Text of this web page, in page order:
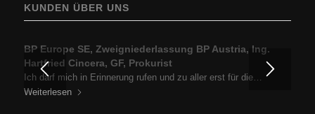
KUNDEN ÜBER UNS
ALPHOF ROSSSTELLE, Diethelm Simma, Inhaber
Wir möchten uns einfach nur über die geniale und überaus
zuvorkommende…
Weiterlesen
BP Europe SE, Zweigniederlassung BP Austria, Ing.
Hartfried Cincera, GF, Prokurist
Ich darf mich in Erinnerung rufen und zu aller erst für die…
Weiterlesen